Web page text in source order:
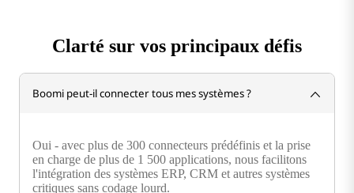
Clarté sur vos principaux défis
Boomi peut-il connecter tous mes systèmes ?
Oui - avec plus de 300 connecteurs prédéfinis et la prise
en charge de plus de 1 500 applications, nous facilitons
l'intégration des systèmes ERP, CRM et autres systèmes
critiques sans codage lourd.